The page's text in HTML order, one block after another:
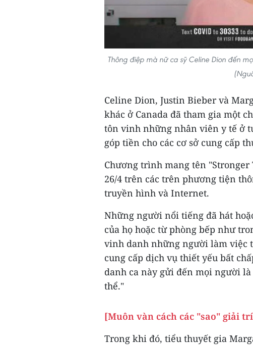
Thông điệp mà nữ ca sỹ Celine Dion đến
Celine Dion, Justin Bieber và
khác ở Canada đã tham gia một
tôn vinh những nhân viên y tế ở
góp tiền cho các cơ sở cung cấp
Chương trình mang tên "Stronger
26/4 trên các trên phương tiện
truyền hình và Internet.
Những người nổi tiếng đã hát
của họ hoặc từ phòng bếp như
vinh danh những người làm việc
cung cấp dịch vụ thiết yếu bất
danh ca này gửi đến mọi người
thể."
[Muôn vàn cách các "sao" giải
Trong khi đó, tiểu thuyết gia